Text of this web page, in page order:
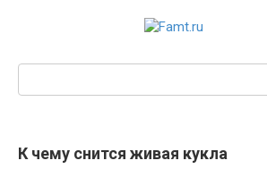
К чему снится живая кукла